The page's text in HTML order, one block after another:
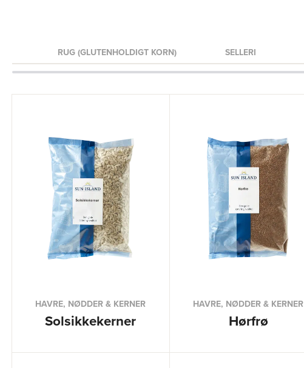
RUG (GLUTENHOLDIGT KORN) SELLERI
HAVRE, NØDDER & KERNER
Solsikkekerner
HAVRE, NØDDER & KERNER
Hørfrø